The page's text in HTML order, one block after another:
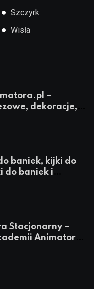
● Szczyrk
● Wisła
–
dekoracje,
dla animatorów
baniek, kijki do
do baniek i
Stacjonarny –
Animatora